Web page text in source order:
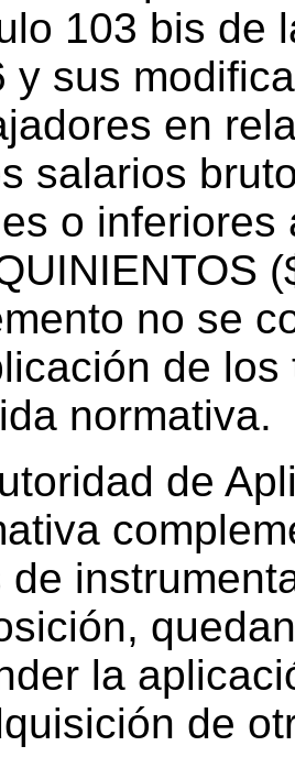
103 bis de
y sus
en
salarios
o inferiores
no se
de
normativa.
de
de
la
de